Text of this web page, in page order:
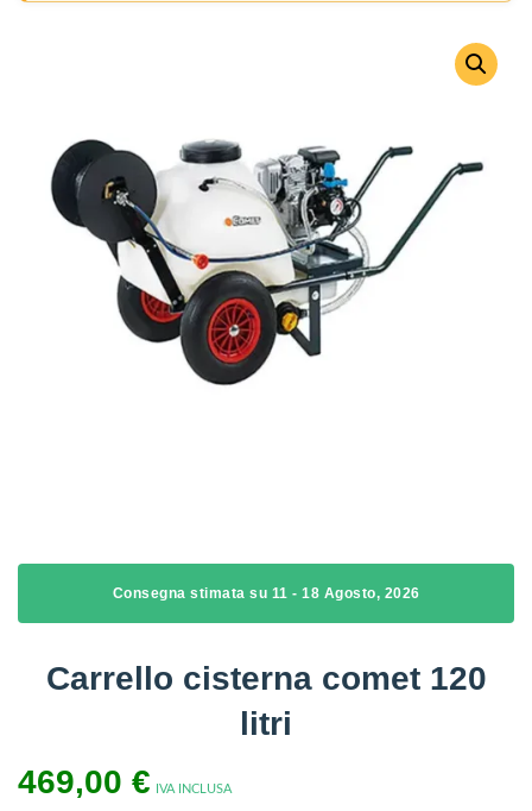
Consegna stimata su 11 - 18 Agosto, 2026
Carrello cisterna comet 120
litri
469,00 € IVA INCLUSA